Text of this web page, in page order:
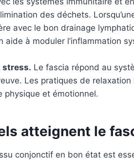
des déchets.
avec le bon drainage
aide à moduler l’inflammation
stress. Le fascia répond au
Les pratiques de
physique et émotionnel.
atteignent le
conjonctif en bon état est